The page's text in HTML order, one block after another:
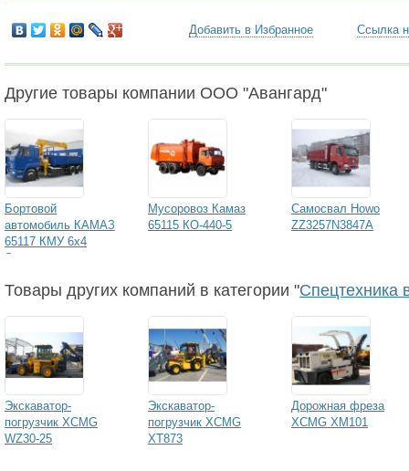
Добавить в Избранное Ссылка
Другие товары компании ООО "Авангард"
Бортовой
автомобиль КАМАЗ
65117 КМУ 6х4
Soosan
Мусоровоз Камаз
65115 КО-440-5
Самосвал Howo
ZZ3257N3847A
Товары других компаний в категории "Спецтехника
Экскаватор-
погрузчик XCMG
WZ30-25
Экскаватор-
погрузчик XCMG
XT873
Дорожная фреза
XCMG XM101